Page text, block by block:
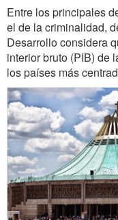
Entre los principales
el de la criminalidad,
Desarrollo considera
interior bruto (PIB) de
los países más